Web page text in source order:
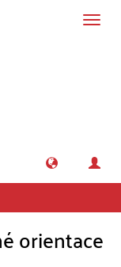
orientace